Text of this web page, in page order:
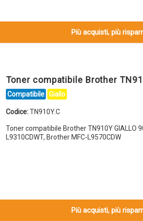
Più acquisti, più
Toner compatibile Brother
Compatibile Giallo
Codice:TN910Y.C
Toner compatibile Brother TN910Y GIALLO
L9310CDWT, Brother MFC-L9570CDW
Più acquisti, più